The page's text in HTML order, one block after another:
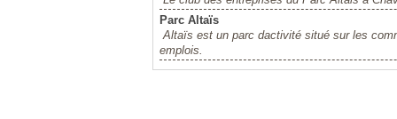
Parc Altaïs
Altaïs est un parc dactivité situé sur les
emplois.